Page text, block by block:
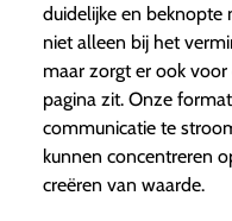
duidelijke en beknopte
niet alleen bij het
maar zorgt er ook
pagina zit. Onze
communicatie te
kunnen concentreren
creëren van waarde.